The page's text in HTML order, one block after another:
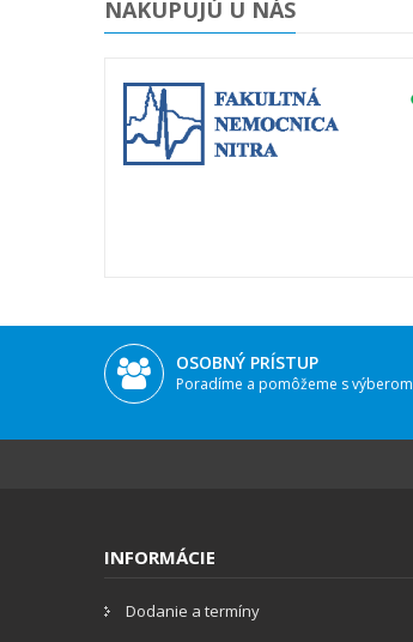
NAKUPUJÚ U NÁS
OSOBNÝ PRÍSTUP
Poradíme a pomôžeme s výberom
INFORMÁCIE
Dodanie a termíny